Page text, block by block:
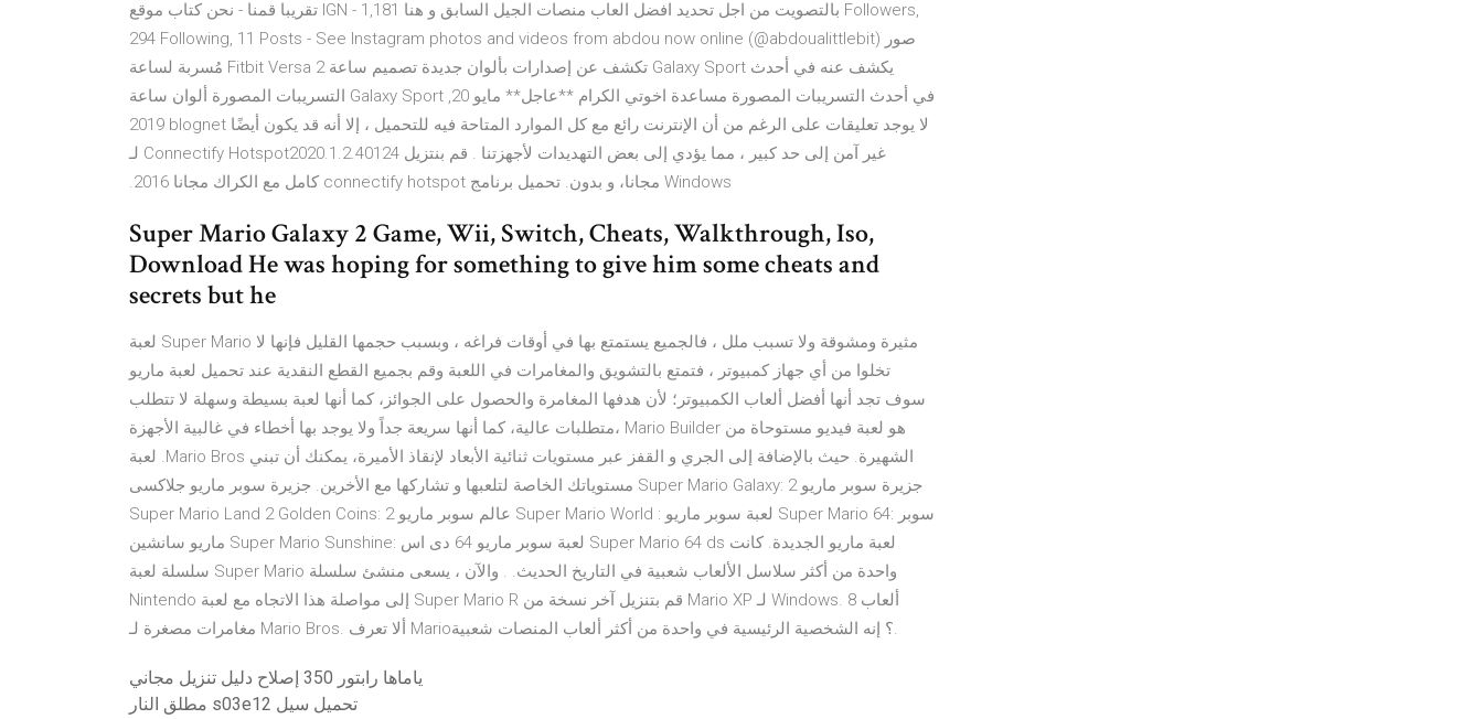
تقريبا قمنا - نحن كتاب موقع IGN - بالتصويت من اجل تحديد افضل العاب منصات الجيل السابق و هنا 1,181 Followers,
294 Following, 11 Posts - See Instagram photos and videos from abdou now online (@abdoualittlebit) صور
مُسربة لساعة Fitbit Versa 2 تكشف عن إصدارات بألوان جديدة تصميم ساعة Galaxy Sport يكشف عنه في أحدث
التسريبات المصورة ألوان ساعة Galaxy Sport في أحدث التسريبات المصورة مساعدة اخوتي الكرام **عاجل** مايو 20,
2019 blognet لا يوجد تعليقات على الرغم من أن الإنترنت رائع مع كل الموارد المتاحة فيه للتحميل ، إلا أنه قد يكون أيضًا
غير آمن إلى حد كبير ، مما يؤدي إلى بعض التهديدات لأجهزتنا . ‫قم بنتزيل Connectify Hotspot2020.1.2.40124 لـ
Windows مجانا، و بدون. تحميل برنامج connectify hotspot كامل مع الكراك مجانا 2016.
Super Mario Galaxy 2 Game, Wii, Switch, Cheats, Walkthrough, Iso,
Download He was hoping for something to give him some cheats and
secrets but he
لعبة Super Mario مثيرة ومشوقة ولا تسبب ملل ، فالجميع يستمتع بها في أوقات فراغه ، وبسبب حجمها القليل فإنها لا
تخلوا من أي جهاز كمبيوتر ، فتمتع بالتشويق والمغامرات في اللعبة وقم بجميع القطع النقدية عند تحميل لعبة ماريو
سوف تجد أنها أفضل ألعاب الكمبيوتر؛ لأن هدفها المغامرة والحصول على الجوائز، كما أنها لعبة بسيطة وسهلة لا تتطلب
متطلبات عالية، كما أنها سريعة جداً ولا يوجد بها أخطاء في غالبية الأجهزة، Mario Builder هو لعبة فيديو مستوحاة من
لعبة .Mario Bros الشهيرة. حيث بالإضافة إلى الجري و القفز عبر مستويات ثنائية الأبعاد لإنقاذ الأميرة، يمكنك أن تبني
مستوياتك الخاصة لتلعبها و تشاركها مع الأخرين. جزيرة سوبر ماريو جلاكسى Super Mario Galaxy: جزيرة سوبر ماريو 2
Super Mario Land 2 Golden Coins: عالم سوبر ماريو 2 Super Mario World : لعبة سوبر ماريو Super Mario 64: سوبر
ماريو سانشين Super Mario Sunshine: لعبة سوبر ماريو 64 دى اس Super Mario 64 ds لعبة ماريو الجديدة. كانت
سلسلة لعبة Super Mario واحدة من أكثر سلاسل الألعاب شعبية في التاريخ الحديث. . والآن ، يسعى منشئ سلسلة
Nintendo إلى مواصلة هذا الاتجاه مع لعبة Super Mario R قم بتنزيل آخر نسخة من Mario XP لـ Windows. 8 ألعاب
مغامرات مصغرة لـ Mario Bros. ألا تعرف Mario؟ إنه الشخصية الرئيسية في واحدة من أكثر ألعاب المنصات شعبية.
ياماها رابتور 350 إصلاح دليل تنزيل مجاني
مطلق النار s03e12 تحميل سيل